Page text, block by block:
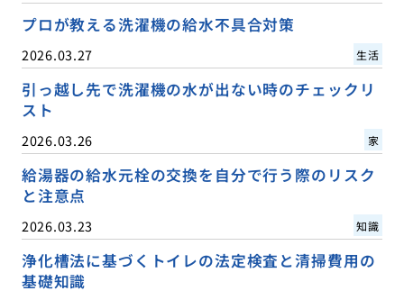
プロが教える洗濯機の給水不具合対策
2026.03.27 生活
引っ越し先で洗濯機の水が出ない時のチェックリ
スト
2026.03.26 家
給湯器の給水元栓の交換を自分で行う際のリスク
と注意点
2026.03.23 知識
浄化槽法に基づくトイレの法定検査と清掃費用の
基礎知識